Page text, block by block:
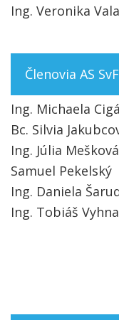
Ing. Veronika
Členovia AS
Ing. Michaela
Bc. Silvia
Ing. Júlia Mešková
Samuel Pekelský
Ing. Daniela
Ing. Tobiáš